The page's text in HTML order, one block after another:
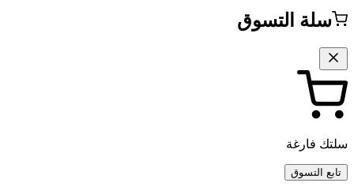
سلة التسوق
سلتك فارغة
تابع التسوق